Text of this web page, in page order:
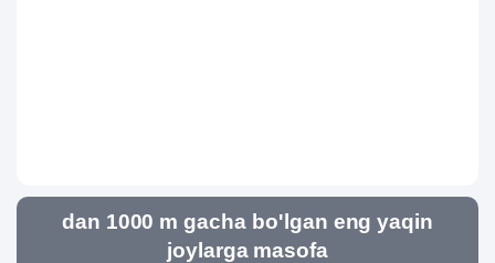
dan 1000 m gacha bo'lgan eng yaqin
joylarga masofa